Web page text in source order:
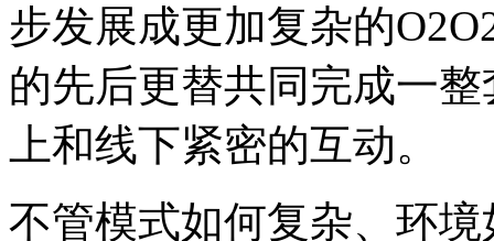
步发展成更加复杂的
的先后更替共同完成一
上和线下紧密的互动。
不管模式如何复杂、环